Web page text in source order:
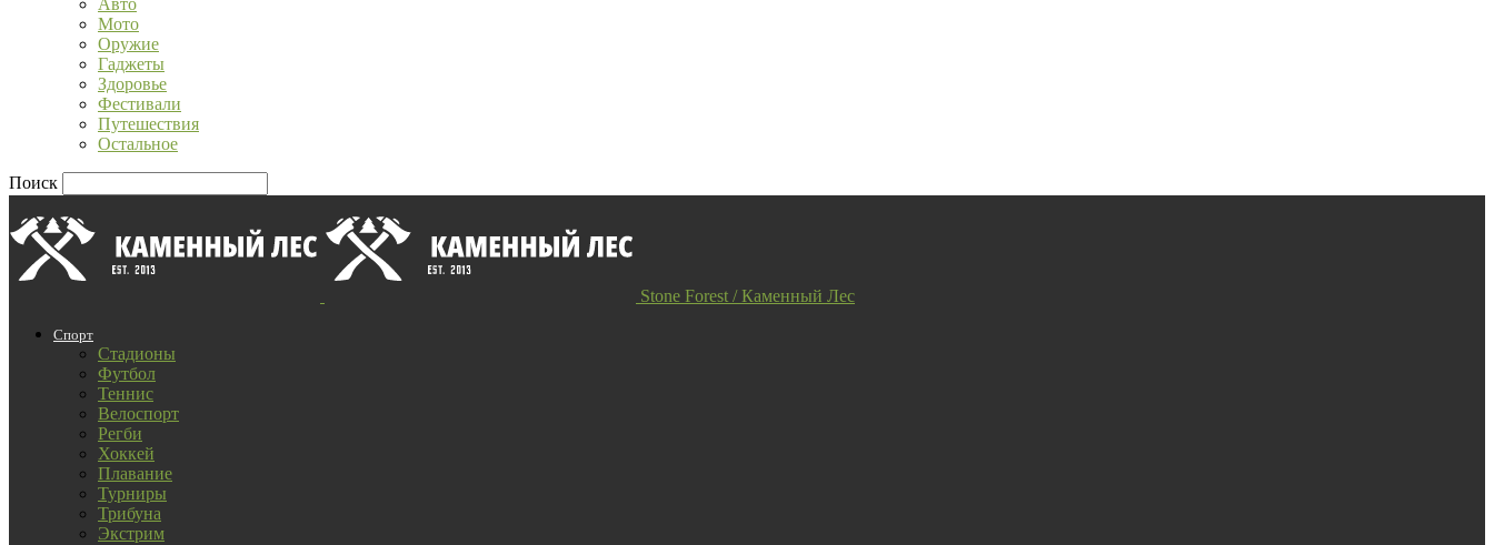
Авто
Мото
Оружие
Гаджеты
Здоровье
Фестивали
Путешествия
Остальное
Поиск
Stone Forest / Каменный Лес
Спорт
Стадионы
Футбол
Теннис
Велоспорт
Регби
Хоккей
Плавание
Турниры
Трибуна
Экстрим